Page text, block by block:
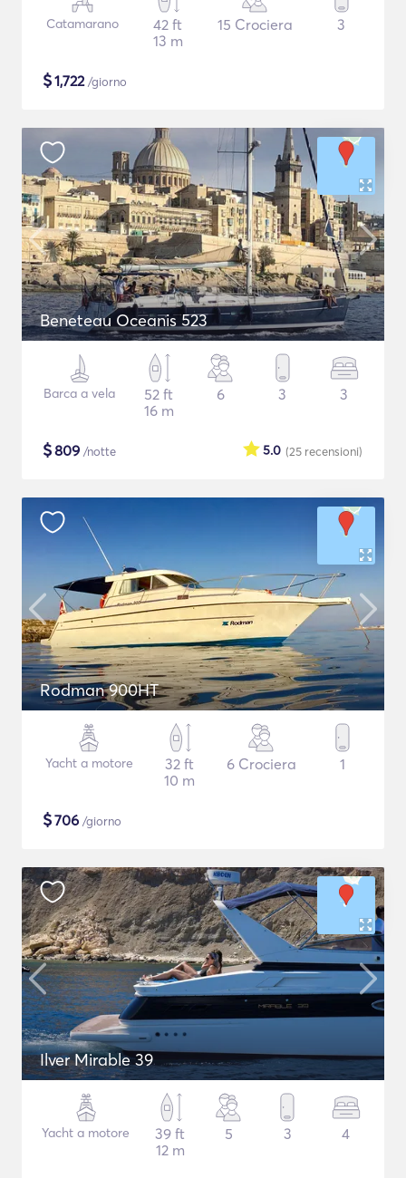
Catamarano
42 ft
13 m
15 Crociera 3
$1,722/giorno
Beneteau Oceanis 523
Barca a vela
52 ft
16 m
6 3 3
$809 /notte (25 recensioni)
5.0
Rodman 900HT
Yacht a motore
32 ft
10 m
6 Crociera 1
$706 /giorno
Ilver Mirable 39
Yacht a motore
39 ft
12 m
5 3 4